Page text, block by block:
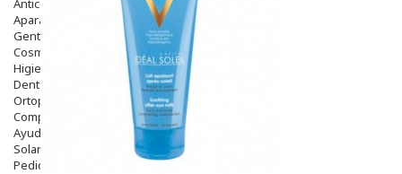
Aparato Genital
Gente Mayor
Cosmética
Higiene
Dentales
Ortopedia
Complementos Nutricionales.
Ayudas
Solares
Pedido express